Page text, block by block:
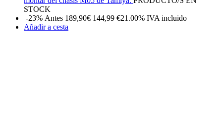
STOCK
-23% Antes 189,90€ 144,99 €21.00% IVA incluido
Añadir a cesta